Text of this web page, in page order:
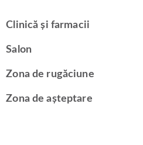
Clinică și farmacii
Salon
Zona de rugăciune
Zona de așteptare